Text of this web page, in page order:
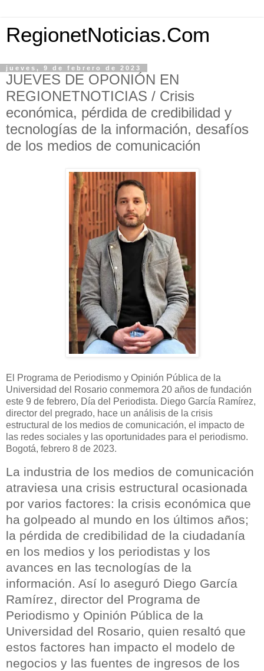
RegionetNoticias.Com
jueves, 9 de febrero de 2023
JUEVES DE OPONIÓN EN
REGIONETNOTICIAS / Crisis
económica, pérdida de credibilidad y
tecnologías de la información, desafíos
de los medios de comunicación
El Programa de Periodismo y Opinión Pública de la
Universidad del Rosario conmemora 20 años de fundación
este 9 de febrero, Día del Periodista. Diego García Ramírez,
director del pregrado, hace un análisis de la crisis
estructural de los medios de comunicación, el impacto de
las redes sociales y las oportunidades para el periodismo.
Bogotá, febrero 8 de 2023.
La industria de los medios de comunicación
atraviesa una crisis estructural ocasionada
por varios factores: la crisis económica que
ha golpeado al mundo en los últimos años;
la pérdida de credibilidad de la ciudadanía
en los medios y los periodistas y los
avances en las tecnologías de la
información. Así lo aseguró Diego García
Ramírez, director del Programa de
Periodismo y Opinión Pública de la
Universidad del Rosario, quien resaltó que
estos factores han impacto el modelo de
negocios y las fuentes de ingresos de los